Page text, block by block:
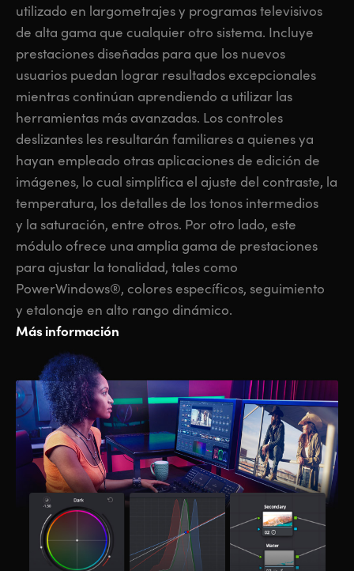
utilizado en largometrajes y programas televisivos
de alta gama que cualquier otro sistema. Incluye
prestaciones diseñadas para que los nuevos
usuarios puedan lograr resultados excepcionales
mientras continúan aprendiendo a utilizar las
herramientas más avanzadas. Los controles
deslizantes les resultarán familiares a quienes ya
hayan empleado otras aplicaciones de edición de
imágenes, lo cual simplifica el ajuste del contraste, la
temperatura, los detalles de los tonos intermedios
y la saturación, entre otros. Por otro lado, este
módulo ofrece una amplia gama de prestaciones
para ajustar la tonalidad, tales como
PowerWindows®, colores específicos, seguimiento
y etalonaje en alto rango dinámico.
Más información